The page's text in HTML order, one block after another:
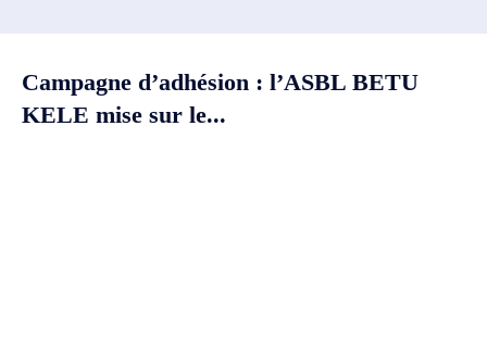
Campagne d’adhésion : l’ASBL BETU
KELE mise sur le...